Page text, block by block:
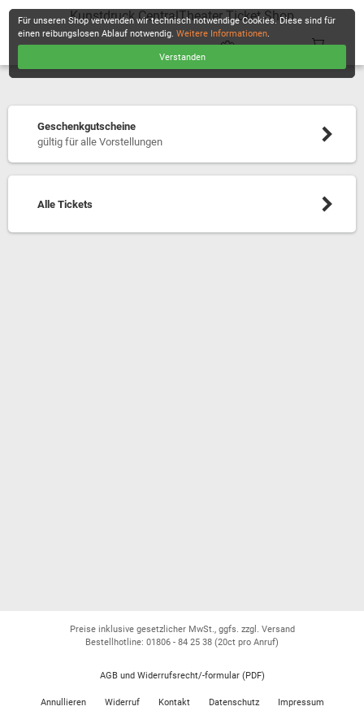
Kunstdruck CentralTheater Ticket Shop
Geschenkgutscheine
gültig für alle Vorstellungen
Alle Tickets
Für unseren Shop verwenden wir technisch notwendige Cookies. Diese sind für
einen reibungslosen Ablauf notwendig.Weitere Informationen.
Verstanden
Preise inklusive gesetzlicher MwSt., ggfs. zzgl. Versand
Bestellhotline: 01806 - 84 25 38 (20ct pro Anruf)
AGB und Widerrufsrecht/-formular (PDF)
Annullieren Widerruf Kontakt Datenschutz Impressum